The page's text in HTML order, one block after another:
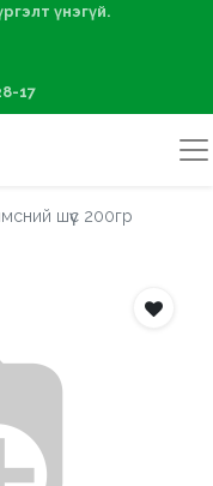
хүргэлт үнэгүй.
17
шүүс 200гр